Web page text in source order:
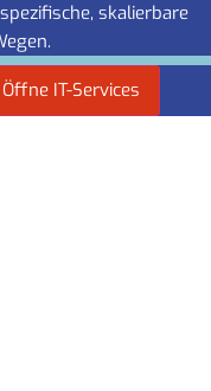
skalierbare
Öffne IT-Services